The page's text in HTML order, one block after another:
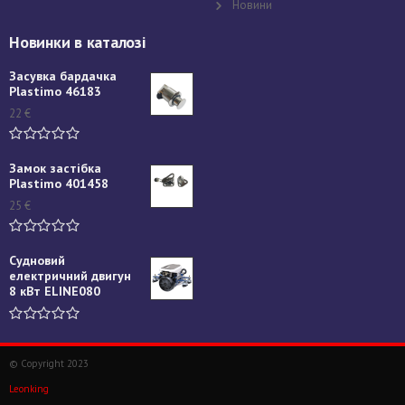
Новини
Новинки в каталозі
Засувка бардачка
Plastimo 46183
22 €
Замок застібка
Plastimo 401458
25 €
Судновий
електричний двигун
8 кВт ELINE080
© Copyright 2023
Leonking